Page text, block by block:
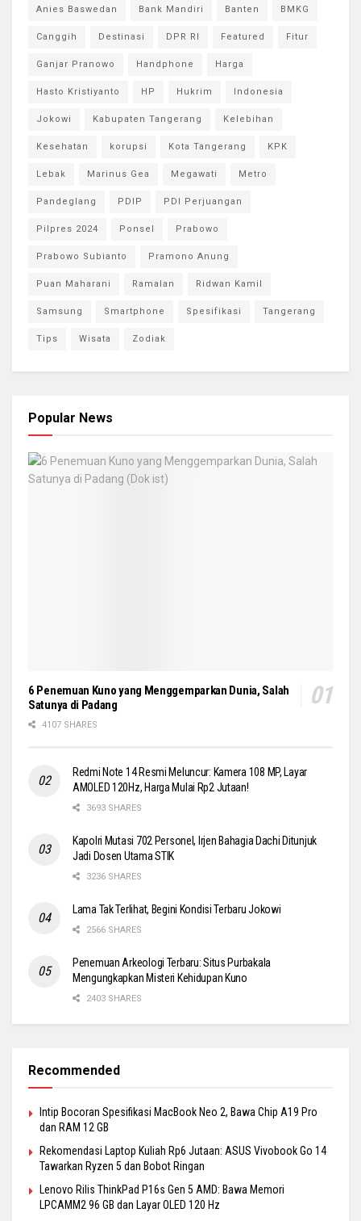
Anies Baswedan Bank Mandiri Banten BMKG
Canggih Destinasi DPR RI Featured Fitur
Ganjar Pranowo Handphone Harga
Hasto Kristiyanto HP Hukrim Indonesia
Jokowi Kabupaten Tangerang Kelebihan
Kesehatan korupsi Kota Tangerang KPK
Lebak Marinus Gea Megawati Metro
Pandeglang PDIP PDI Perjuangan
Pilpres 2024 Ponsel Prabowo
Prabowo Subianto Pramono Anung
Puan Maharani Ramalan Ridwan Kamil
Samsung Smartphone Spesifikasi Tangerang
Tips Wisata Zodiak
Popular News
6 Penemuan Kuno yang Menggemparkan Dunia, Salah
Satunya di Padang
4107 SHARES
Redmi Note 14 Resmi Meluncur: Kamera 108 MP, Layar
AMOLED 120Hz, Harga Mulai Rp2 Jutaan!
3693 SHARES
Kapolri Mutasi 702 Personel, Irjen Bahagia Dachi Ditunjuk
Jadi Dosen Utama STIK
3236 SHARES
Lama Tak Terlihat, Begini Kondisi Terbaru Jokowi
2566 SHARES
Penemuan Arkeologi Terbaru: Situs Purbakala
Mengungkapkan Misteri Kehidupan Kuno
2403 SHARES
Recommended
Intip Bocoran Spesifikasi MacBook Neo 2, Bawa Chip A19 Pro
dan RAM 12 GB
Rekomendasi Laptop Kuliah Rp6 Jutaan: ASUS Vivobook Go 14
Tawarkan Ryzen 5 dan Bobot Ringan
Lenovo Rilis ThinkPad P16s Gen 5 AMD: Bawa Memori
LPCAMM2 96 GB dan Layar OLED 120 Hz